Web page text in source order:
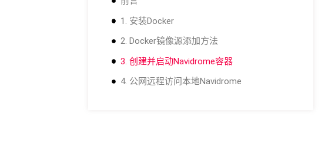
1. 安装Docker
2. Docker镜像源添加方法
3. 创建并启动Navidrome容器
4. 公网远程访问本地Navidrome